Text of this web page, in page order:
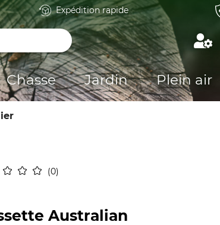
Expédition rapide
Chasse Jardin Plein air
0
Australian